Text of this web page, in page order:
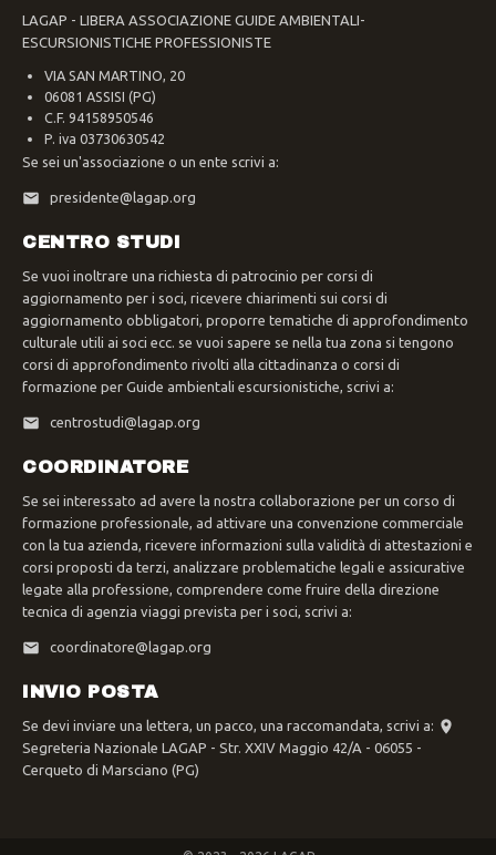
LAGAP - LIBERA ASSOCIAZIONE GUIDE AMBIENTALI-
ESCURSIONISTICHE PROFESSIONISTE
VIA SAN MARTINO, 20
06081 ASSISI (PG)
C.F. 94158950546
P. iva 03730630542
Se sei un'associazione o un ente scrivi a:
presidente@lagap.org
CENTRO STUDI
Se vuoi inoltrare una richiesta di patrocinio per corsi di
aggiornamento per i soci, ricevere chiarimenti sui corsi di
aggiornamento obbligatori, proporre tematiche di approfondimento
culturale utili ai soci ecc. se vuoi sapere se nella tua zona si tengono
corsi di approfondimento rivolti alla cittadinanza o corsi di
formazione per Guide ambientali escursionistiche, scrivi a:
centrostudi@lagap.org
COORDINATORE
Se sei interessato ad avere la nostra collaborazione per un corso di
formazione professionale, ad attivare una convenzione commerciale
con la tua azienda, ricevere informazioni sulla validità di attestazioni e
corsi proposti da terzi, analizzare problematiche legali e assicurative
legate alla professione, comprendere come fruire della direzione
tecnica di agenzia viaggi prevista per i soci, scrivi a:
coordinatore@lagap.org
INVIO POSTA
Se devi inviare una lettera, un pacco, una raccomandata, scrivi a:
Segreteria Nazionale LAGAP - Str. XXIV Maggio 42/A - 06055 -
Cerqueto di Marsciano (PG)